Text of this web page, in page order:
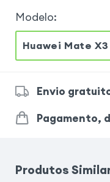
Modelo:
Huawei Mate X3
Envio
Pagamento,
Produtos